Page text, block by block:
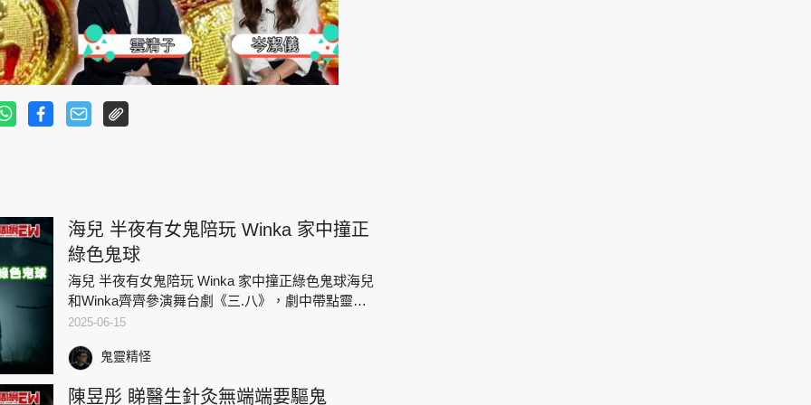
海兒 半夜有女鬼陪玩 Winka 家中撞正
綠色鬼球
海兒 半夜有女鬼陪玩 Winka 家中撞正綠色鬼球海兒
和Winka齊齊參演舞台劇《三.八》，劇中帶點靈異
成份。兩位美女就分享個人親身經歷，想不到兩人
體！
2025-06-15
鬼靈精怪
陳昱彤 睇醫生針灸無端端要驅鬼